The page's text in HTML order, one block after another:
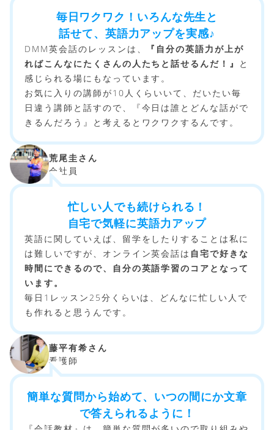
毎日ワクワク！いろんな先生と
話せて、英語力アップを実感♪
DMM英会話のレッスンは、
『自分の英語力が上が
ればこんなにたくさんの人たちと話せるんだ！』 と
感じられる場にもなっています。
お気に入りの講師が10人くらいいて、だいたい毎
日違う講師と話すので、『今日は誰とどんな話がで
きるんだろう』と考えるとワクワクするんです。
荒尾圭さん
会社員
忙しい人でも続けられる！
自宅で気軽に英語力アップ
英語に関していえば、留学をしたりすることは私に
は難しいですが、オンライン英会話は 自宅で好きな
時間にできるので、自分の英語学習のコアとなって
います。
毎日1レッスン25分くらいは、どんなに忙しい人で
も作れると思うんです。
藤平有希さん
看護師
簡単な質問から始めて、いつの間にか文章
で答えられるように！